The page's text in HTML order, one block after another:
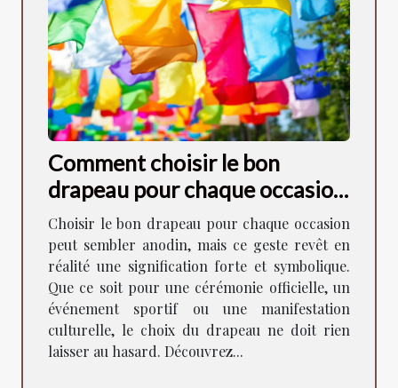
Comment choisir le bon
drapeau pour chaque occasion
?
Choisir le bon drapeau pour chaque occasion
peut sembler anodin, mais ce geste revêt en
réalité une signification forte et symbolique.
Que ce soit pour une cérémonie officielle, un
événement sportif ou une manifestation
culturelle, le choix du drapeau ne doit rien
laisser au hasard. Découvrez...